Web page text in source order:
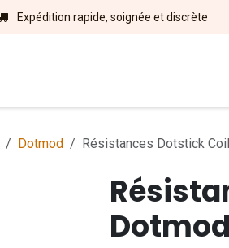
Expédition rapide, soignée et discrète
Dotmod Résistances Dotstick
Dotmod